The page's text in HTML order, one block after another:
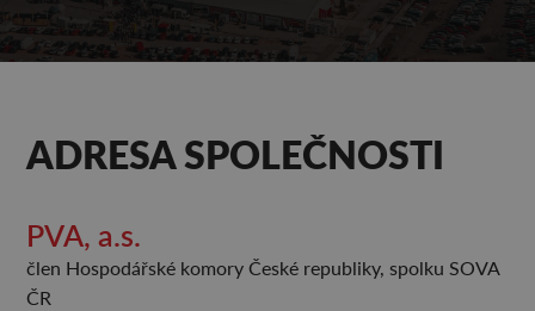
ADRESA SPOLEČNOSTI
PVA, a.s.
člen Hospodářské komory České republiky, spolku SOVA
ČR